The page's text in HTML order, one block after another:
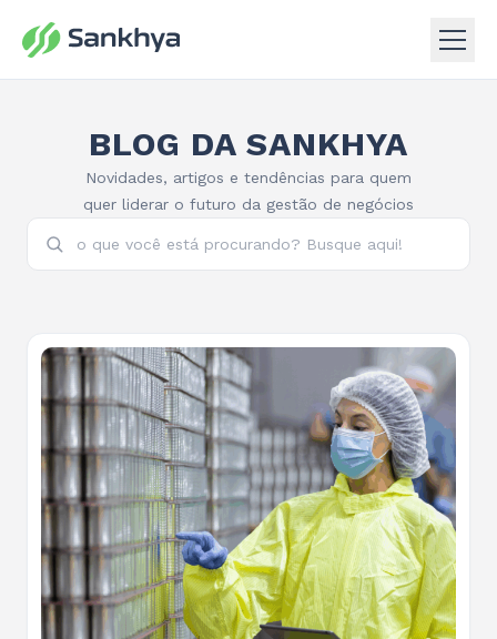
BLOG DA SANKHYA
Novidades, artigos e tendências para quem
quer liderar o futuro da gestão de negócios